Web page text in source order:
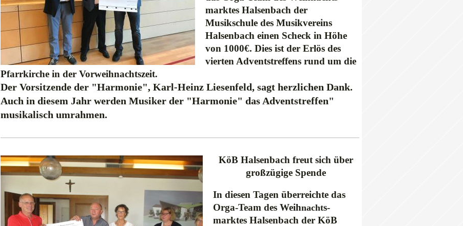
marktes Halsenbach der
Musikschule des Musikvereins
Halsenbach einen Scheck in Höhe
von 1000€. Dies ist der Erlös des
vierten Adventstreffens rund um die
Pfarrkirche in der Vorweihnachtszeit.
Der Vorsitzende der "Harmonie", Karl-Heinz Liesenfeld, sagt herzlichen Dank.
Auch in diesem Jahr werden Musiker der "Harmonie" das Adventstreffen"
musikalisch umrahmen.
KöB Halsenbach freut sich über
großzügige Spende
In diesen Tagen überreichte das
Orga-Team des Weihnachts-
marktes Halsenbach der KöB